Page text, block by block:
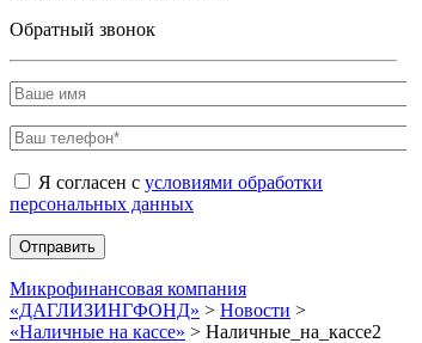
Обратный звонок
Я согласен с условиями обработки
персональных данных
Микрофинансовая компания
«ДАГЛИЗИНГФОНД» > Новости >
«Наличные на кассе» > Наличные_на_кассе2